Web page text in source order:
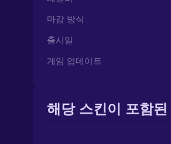
마감 방식
출시일
게임 업데이트
해당 스킨이 포함